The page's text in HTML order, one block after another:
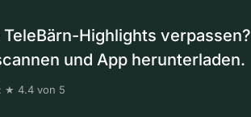
Highlights verpassen?
und App herunterladen.
★ 4.4 von 5